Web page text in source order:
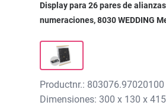
Display para 26 pares de
numeraciones, 8030 WEDDING
Productnr.: 803076.97020100
Dimensiones: 300 x 130 x